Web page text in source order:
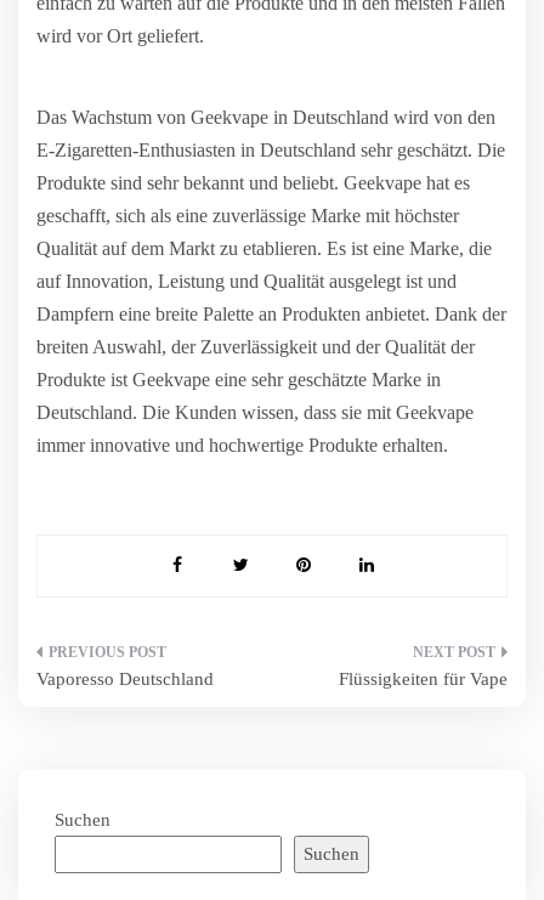
wird vor Ort geliefert.
Das Wachstum von Geekvape in Deutschland wird von den
E-Zigaretten-Enthusiasten in Deutschland sehr geschätzt. Die
Produkte sind sehr bekannt und beliebt. Geekvape hat es
geschafft, sich als eine zuverlässige Marke mit höchster
Qualität auf dem Markt zu etablieren. Es ist eine Marke, die
auf Innovation, Leistung und Qualität ausgelegt ist und
Dampfern eine breite Palette an Produkten anbietet. Dank der
breiten Auswahl, der Zuverlässigkeit und der Qualität der
Produkte ist Geekvape eine sehr geschätzte Marke in
Deutschland. Die Kunden wissen, dass sie mit Geekvape
immer innovative und hochwertige Produkte erhalten.
Beitragsnavigation
Vaporesso Deutschland Flüssigkeiten für Vape
Suchen
Suchen